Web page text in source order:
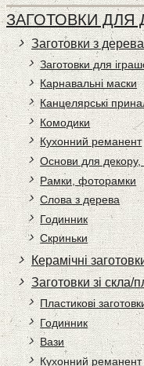
ЗАГОТОВКИ ДЛЯ
Заготовки з
Заготовки для
Карнавальні маски
Канцелярські
Комодики
Кухонний реманент
Основи для декору,
Рамки, фоторамки
Слова з дерева
Годинник
Скриньки
Керамічні
Заготовки зі скла/
Пластикові
Годинник
Вази
Кухонний реманент